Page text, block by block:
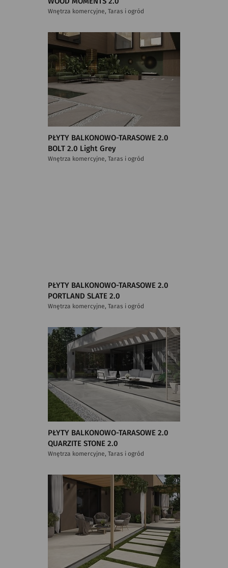
Wnętrza komercyjne, Taras i ogród
PŁYTY BALKONOWO-TARASOWE 2.0
BOLT 2.0 Light Grey
Wnętrza komercyjne, Taras i ogród
PŁYTY BALKONOWO-TARASOWE 2.0
PORTLAND SLATE 2.0
Wnętrza komercyjne, Taras i ogród
PŁYTY BALKONOWO-TARASOWE 2.0
QUARZITE STONE 2.0
Wnętrza komercyjne, Taras i ogród